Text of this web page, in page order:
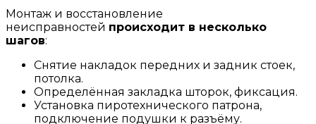
Монтаж и восстановление
неисправностей происходит в несколько
шагов:
Снятие накладок передних и задник стоек,
потолка.
Определённая закладка шторок, фиксация.
Установка пиротехнического патрона,
подключение подушки к разъёму.